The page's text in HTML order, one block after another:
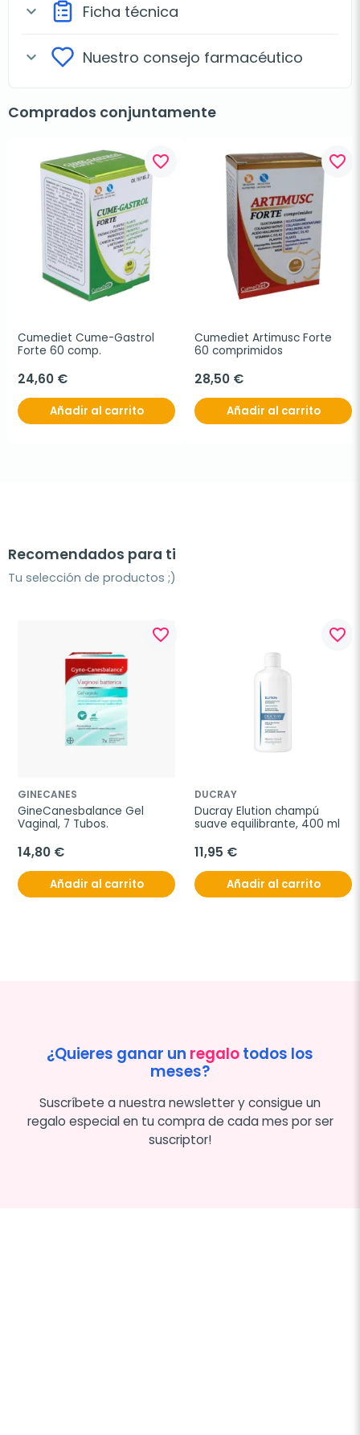
expand_more Ficha técnica
expand_more Nuestro consejo farmacéutico
Comprados conjuntamente
favorite_border
Cumediet Cume-Gastrol
Forte 60 comp.
24,60 €
Añadir al carrito
favorite_border
Cumediet Artimusc Forte
60 comprimidos
28,50 €
Añadir al carrito
Recomendados para ti
Tu selección de productos ;)
favorite_border
GINECANES
GineCanesbalance Gel
Vaginal, 7 Tubos.
14,80 €
Añadir al carrito
favorite_border
DUCRAY
Ducray Elution champú
suave equilibrante, 400 ml
11,95 €
Añadir al carrito
¿Quieres ganar un regalotodos los
meses?
Suscríbete a nuestra newsletter y consigue un
regalo especial en tu compra de cada mes por ser
suscriptor!